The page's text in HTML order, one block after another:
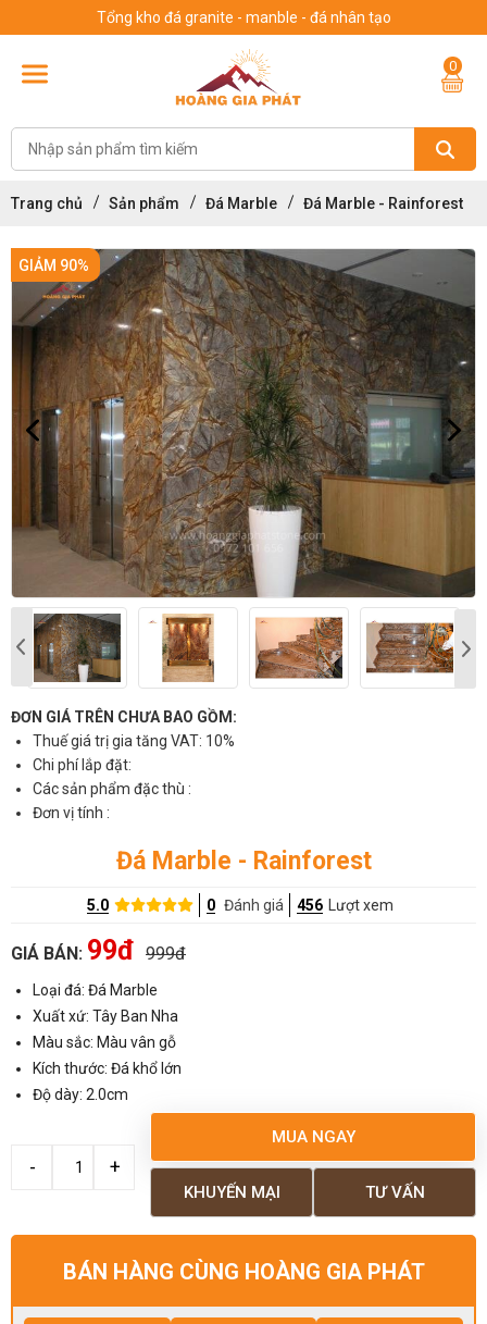
Tổng kho đá granite - manble - đá nhân tạo
0
Trang chủ Sản phẩm Đá Marble Đá Marble - Rainforest
GIẢM 90%
ĐƠN GIÁ TRÊN CHƯA BAO GỒM:
Thuế giá trị gia tăng VAT: 10%
Chi phí lắp đặt:
Các sản phẩm đặc thù :
Đơn vị tính :
Đá Marble - Rainforest
5.0 0 Đánh giá 456 Lượt xem
GIÁ BÁN: 99đ 999đ
Loại đá: Đá Marble
Xuất xứ: Tây Ban Nha
Màu sắc: Màu vân gỗ
Kích thước: Đá khổ lớn
Độ dày: 2.0cm
MUA NGAY
TƯ VẤN
KHUYẾN MẠI
BÁN HÀNG CÙNG HOÀNG GIA PHÁT